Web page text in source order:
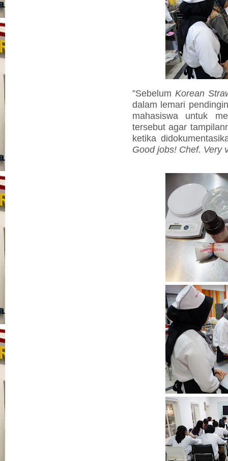
”SebelumKorean
dalam lemari
mahasiswa untuk
tersebut agar
ketika
Good jobs! Chef.